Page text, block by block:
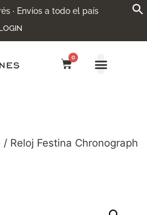
· Envíos a todo el país
0
/ Reloj Festina Chronograph